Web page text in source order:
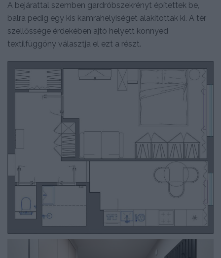
A bejárattal szemben gardróbszekrényt építettek be,
balra pedig egy kis kamrahelyiséget alakítottak ki. A tér
szellőssége érdekében ajtó helyett könnyed
textilfüggöny választja el ezt a részt.